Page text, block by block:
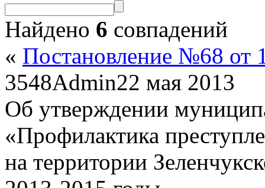
Найдено 6 совпадений
« Постановление №68 от
3548Admin22 мая 2013
Об утверждении
«Профилактика
на территории